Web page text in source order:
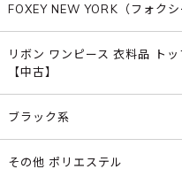
FOXEY NEW YORK（フォクシ
リボン ワンピース 衣料品 トッ
【中古】
ブラック系
その他 ポリエステル